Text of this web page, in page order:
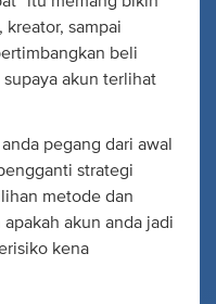
kreator, sampai
beli
akun terlihat
pegang dari awal
strategi
metode dan
akun anda jadi
kena